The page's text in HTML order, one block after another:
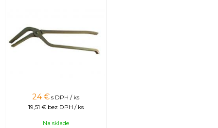
24 € s DPH / ks
19,51 € bez DPH / ks
Na sklade